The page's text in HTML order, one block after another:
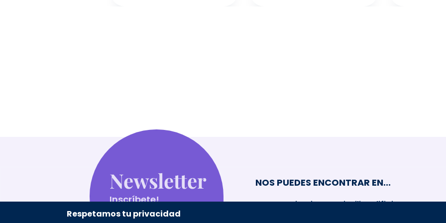
Respetamos tu privacidad
Newsletter
Inscríbete!
NOS PUEDES ENCONTRAR EN...
Parc Sanitari Pere Virgili · Edifici